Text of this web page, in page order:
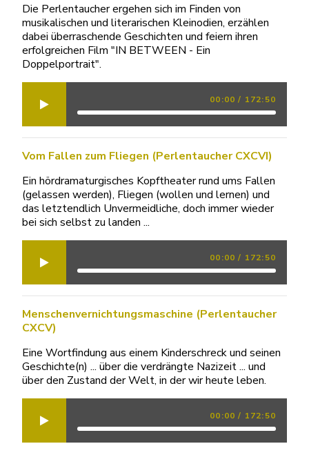
Die Perlentaucher ergehen sich im Finden von
musikalischen und literarischen Kleinodien, erzählen
dabei überraschende Geschichten und feiern ihren
erfolgreichen Film "IN BETWEEN - Ein
Doppelportrait".
00:00 / 172:50
Vom Fallen zum Fliegen (Perlentaucher CXCVI)
Ein hördramaturgisches Kopftheater rund ums Fallen
(gelassen werden), Fliegen (wollen und lernen) und
das letztendlich Unvermeidliche, doch immer wieder
bei sich selbst zu landen ...
00:00 / 172:50
Menschenvernichtungsmaschine (Perlentaucher
CXCV)
Eine Wortfindung aus einem Kinderschreck und seinen
Geschichte(n) ... über die verdrängte Nazizeit ... und
über den Zustand der Welt, in der wir heute leben.
00:00 / 172:50